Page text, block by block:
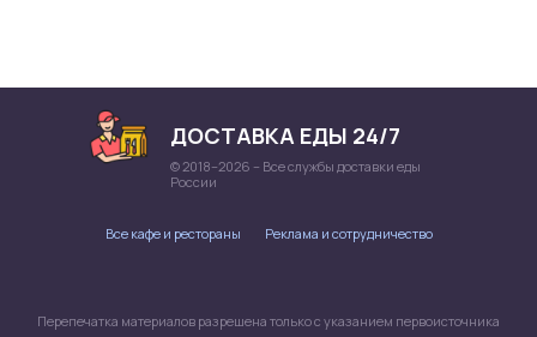
ДОСТАВКА ЕДЫ 24/7
© 2018–2026 – Все службы доставки еды
России
Все кафе и рестораны Реклама и сотрудничество
Перепечатка материалов разрешена только с указанием первоисточника